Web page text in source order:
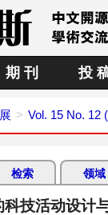
期 刊 投
Vol. 15 No. 12
检索 领域
技活动设